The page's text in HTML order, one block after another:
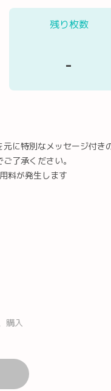
残り枚数
-
に特別なメッセージ付
了承ください。
料が発生します
購入